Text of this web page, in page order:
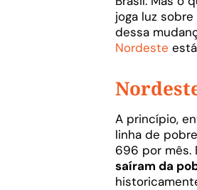
joga luz
dessa
Nordeste
A princípio,
linha de
696 por mês.
saíram da